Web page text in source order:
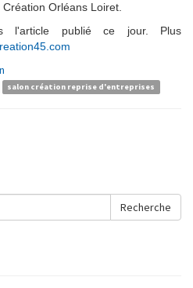
Orléans Loiret.
l'article publié ce jour. Plus
salon création reprise d'entreprises
Recherche